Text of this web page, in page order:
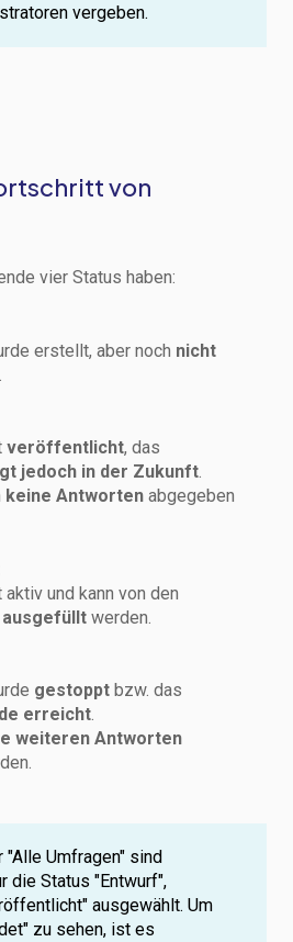
vergeben.
von
vier Status haben:
erstellt, aber noch nicht
veröffentlicht, das
jedoch in der Zukunft.
keine Antworten abgegeben
und kann von den
ausgefüllt werden.
gestoppt bzw. das
erreicht.
weiteren Antworten
"Alle Umfragen" sind
die Status "Entwurf",
ausgewählt. Um
zu sehen, ist es